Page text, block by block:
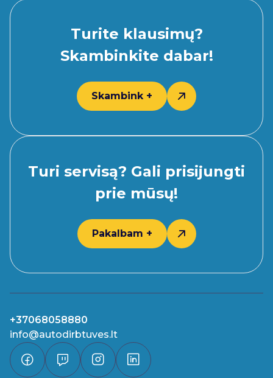
Turite klausimų?
Skambinkite dabar!
Skambink +
Turi servisą? Gali prisijungti
prie mūsų!
Pakalbam +
+37068058880
info@autodirbtuves.lt